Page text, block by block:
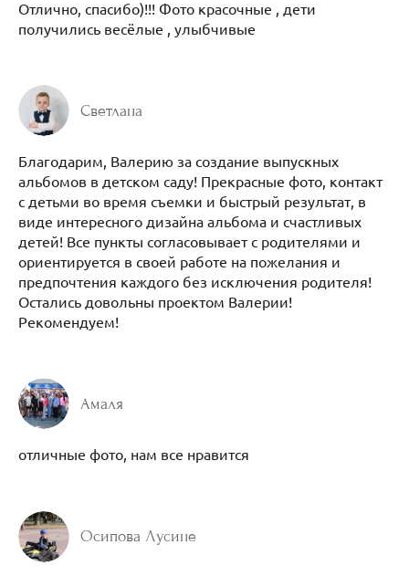
Отлично, спасибо)!!! Фото красочные , дети
получились весёлые , улыбчивые
Светлана
Благодарим, Валерию за создание выпускных
альбомов в детском саду! Прекрасные фото, контакт
с детьми во время съемки и быстрый результат, в
виде интересного дизайна альбома и счастливых
детей! Все пункты согласовывает с родителями и
ориентируется в своей работе на пожелания и
предпочтения каждого без исключения родителя!
Остались довольны проектом Валерии!
Рекомендуем!
Амаля
отличные фото, нам все нравится
Осипова Лусине